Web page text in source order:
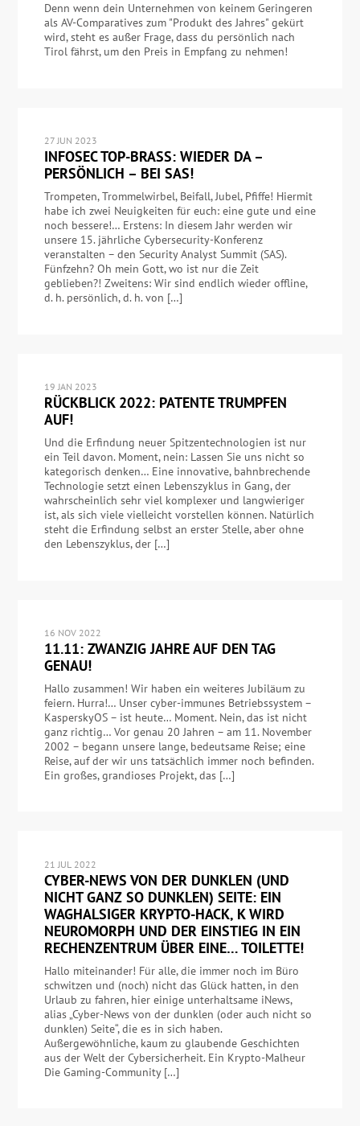
Denn wenn dein Unternehmen von keinem Geringeren
als AV-Comparatives zum "Produkt des Jahres" gekürt
wird, steht es außer Frage, dass du persönlich nach
Tirol fährst, um den Preis in Empfang zu nehmen!
27 JUN 2023
INFOSEC TOP-BRASS: WIEDER DA –
PERSÖNLICH – BEI SAS!
Trompeten, Trommelwirbel, Beifall, Jubel, Pfiffe! Hiermit
habe ich zwei Neuigkeiten für euch: eine gute und eine
noch bessere!… Erstens: In diesem Jahr werden wir
unsere 15. jährliche Cybersecurity-Konferenz
veranstalten – den Security Analyst Summit (SAS).
Fünfzehn? Oh mein Gott, wo ist nur die Zeit
geblieben?! Zweitens: Wir sind endlich wieder offline,
d. h. persönlich, d. h. von […]
19 JAN 2023
RÜCKBLICK 2022: PATENTE TRUMPFEN
AUF!
Und die Erfindung neuer Spitzentechnologien ist nur
ein Teil davon. Moment, nein: Lassen Sie uns nicht so
kategorisch denken… Eine innovative, bahnbrechende
Technologie setzt einen Lebenszyklus in Gang, der
wahrscheinlich sehr viel komplexer und langwieriger
ist, als sich viele vielleicht vorstellen können. Natürlich
steht die Erfindung selbst an erster Stelle, aber ohne
den Lebenszyklus, der […]
16 NOV 2022
11.11: ZWANZIG JAHRE AUF DEN TAG
GENAU!
Hallo zusammen! Wir haben ein weiteres Jubiläum zu
feiern. Hurra!… Unser cyber-immunes Betriebssystem –
KasperskyOS – ist heute… Moment. Nein, das ist nicht
ganz richtig… Vor genau 20 Jahren – am 11. November
2002 – begann unsere lange, bedeutsame Reise; eine
Reise, auf der wir uns tatsächlich immer noch befinden.
Ein großes, grandioses Projekt, das […]
21 JUL 2022
CYBER-NEWS VON DER DUNKLEN (UND
NICHT GANZ SO DUNKLEN) SEITE: EIN
WAGHALSIGER KRYPTO-HACK, K WIRD
NEUROMORPH UND DER EINSTIEG IN EIN
RECHENZENTRUM ÜBER EINE… TOILETTE!
Hallo miteinander! Für alle, die immer noch im Büro
schwitzen und (noch) nicht das Glück hatten, in den
Urlaub zu fahren, hier einige unterhaltsame iNews,
alias „Cyber-News von der dunklen (oder auch nicht so
dunklen) Seite“, die es in sich haben.
Außergewöhnliche, kaum zu glaubende Geschichten
aus der Welt der Cybersicherheit. Ein Krypto-Malheur
Die Gaming-Community […]